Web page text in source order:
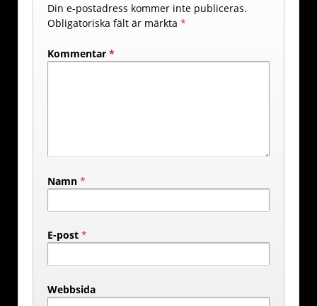
Din e-postadress kommer inte publiceras.
Obligatoriska fält är märkta *
Kommentar *
Namn *
E-post *
Webbsida